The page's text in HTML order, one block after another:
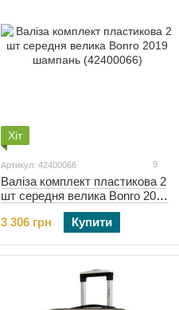
Хіт
Артикул: 42400066 9
Валіза комплект пластикова 2
шт середня велика Bonro 2019
шампань (42400066)
3 306 грн
Купити